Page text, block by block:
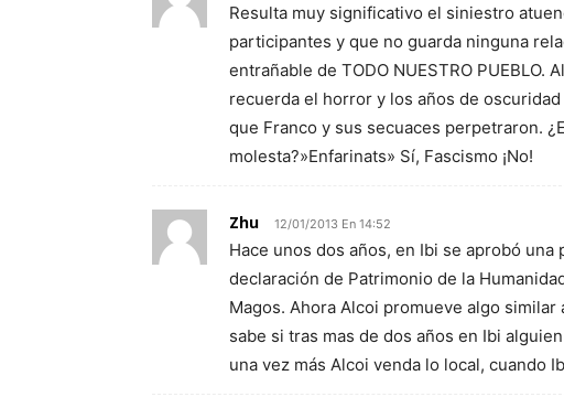
Resulta muy significativo el siniestro
participantes y que no guarda ninguna
entrañable de TODO NUESTRO
recuerda el horror y los años de
que Franco y sus secuaces perpetraron.
molesta?»Enfarinats» Sí, Fascismo ¡No!
Zhu 12/01/2013 En 14:52
Hace unos dos años, en Ibi se aprobó
declaración de Patrimonio de la
Magos. Ahora Alcoi promueve algo
sabe si tras mas de dos años en Ibi
una vez más Alcoi venda lo local, cuando